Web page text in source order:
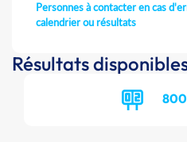
Personnes à contacter en cas
calendrier ou résultats
Résultats